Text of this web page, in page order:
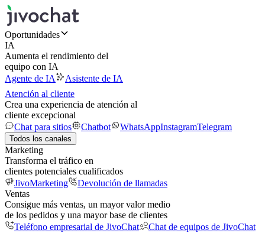
Oportunidades
IA
Aumenta el rendimiento del
equipo con IA
Agente de IA
Asistente de IA
Atención al cliente
Crea una experiencia de atención al
cliente excepcional
Chat para sitios
Chatbot WhatsAppInstagramTelegram
Todos los canales
Marketing
Transforma el tráfico en
clientes potenciales cualificados
JivoMarketing
Devolución de llamadas
Ventas
Consigue más ventas, un mayor valor medio
de los pedidos y una mayor base de clientes
Teléfono empresarial de JivoChat
Chat de equipos de JivoChat